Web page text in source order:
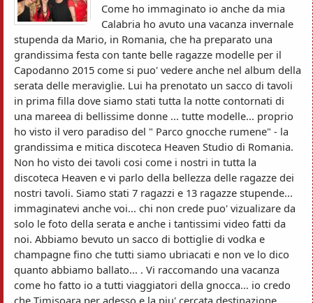
Come ho immaginato io anche da mia
Calabria ho avuto una vacanza invernale
stupenda da Mario, in Romania, che ha preparato una
grandissima festa con tante belle ragazze modelle per il
Capodanno 2015 come si puo' vedere anche nel album della
serata delle meraviglie. Lui ha prenotato un sacco di tavoli
in prima filla dove siamo stati tutta la notte contornati di
una mareea di bellissime donne ... tutte modelle... proprio
ho visto il vero paradiso del " Parco gnocche rumene" - la
grandissima e mitica discoteca Heaven Studio di Romania.
Non ho visto dei tavoli cosi come i nostri in tutta la
discoteca Heaven e vi parlo della bellezza delle ragazze dei
nostri tavoli. Siamo stati 7 ragazzi e 13 ragazze stupende...
immaginatevi anche voi... chi non crede puo' vizualizare da
solo le foto della serata e anche i tantissimi video fatti da
noi. Abbiamo bevuto un sacco di bottiglie di vodka e
champagne fino che tutti siamo ubriacati e non ve lo dico
quanto abbiamo ballato... . Vi raccomando una vacanza
come ho fatto io a tutti viaggiatori della gnocca... io credo
che Timisoara per adesso e la piu' cercata destinazione